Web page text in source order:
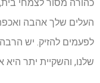
כהורה מסור לצמחי
העלים שלך אהבה
לפעמים להזיק. יש הרבה
שלנו, והשקיית יתר היא